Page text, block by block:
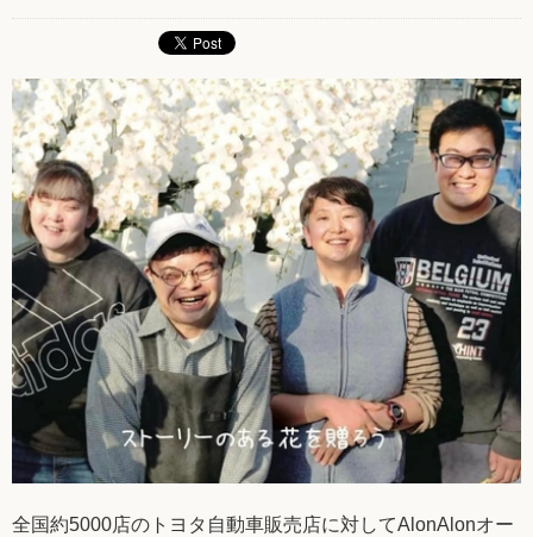
全国約5000店のトヨタ自動車販売店に対してAlonAlonオー